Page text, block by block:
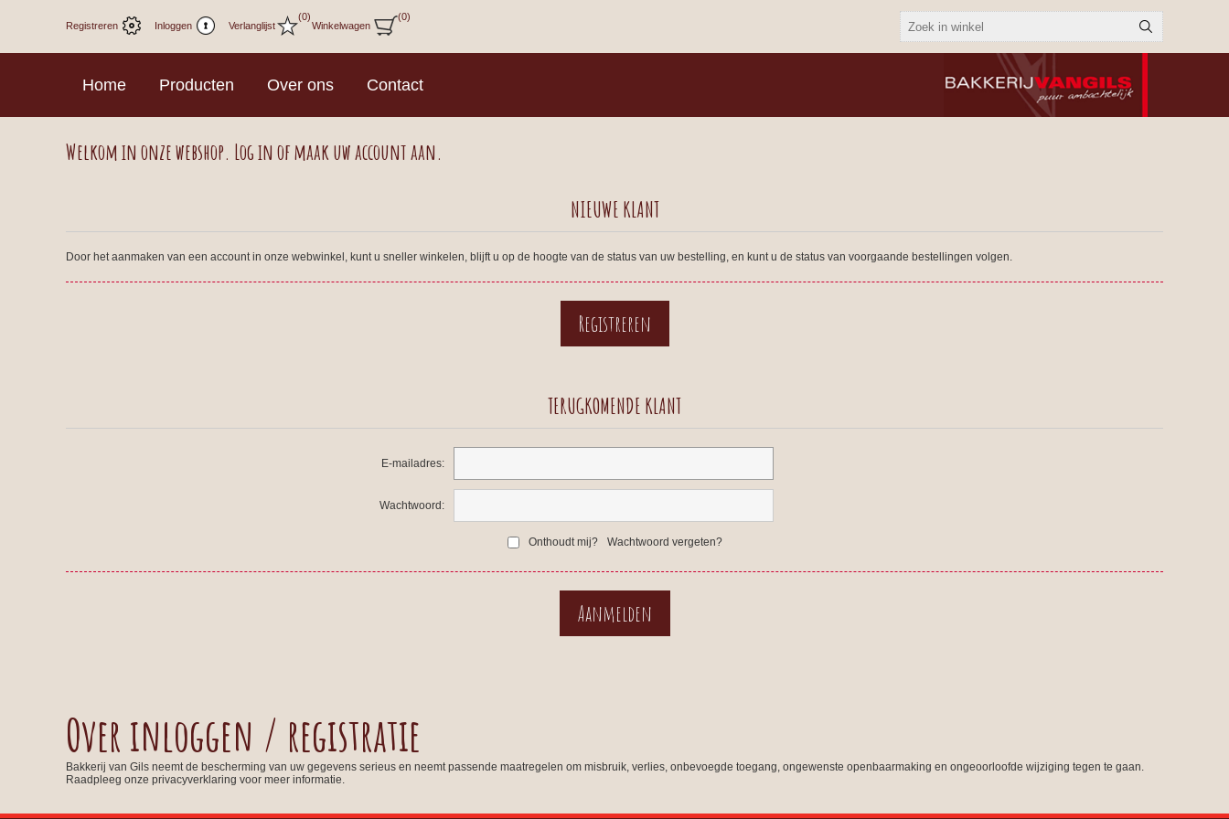
Registreren Inloggen Verlanglijst
(0)
Winkelwagen
(0)
Home Producten Over ons Contact
Welkom in onze webshop. Log in of maak uw account aan.
NIEUWE KLANT
Door het aanmaken van een account in onze webwinkel, kunt u sneller winkelen, blijft u op de hoogte van de status van uw bestelling, en kunt u de status van voorgaande bestellingen volgen.
TERUGKOMENDE KLANT
E-mailadres:
Wachtwoord:
Onthoudt mij? Wachtwoord vergeten?
Over inloggen / registratie
Bakkerij van Gils neemt de bescherming van uw gegevens serieus en neemt passende maatregelen om misbruik, verlies, onbevoegde toegang, ongewenste openbaarmaking en ongeoorloofde wijziging tegen te gaan.
Raadpleeg onze privacyverklaring voor meer informatie.